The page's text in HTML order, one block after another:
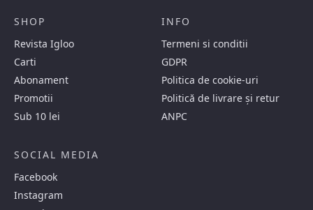
SHOP
Revista Igloo
Carti
Abonament
Promotii
Sub 10 lei
INFO
Termeni si conditii
GDPR
Politica de cookie-uri
Politică de livrare și retur
ANPC
SOCIAL MEDIA
Facebook
Instagram